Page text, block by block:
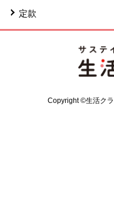
定款
Copyright ©生活ク